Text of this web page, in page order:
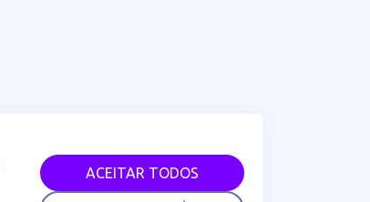
ACEITAR TODOS